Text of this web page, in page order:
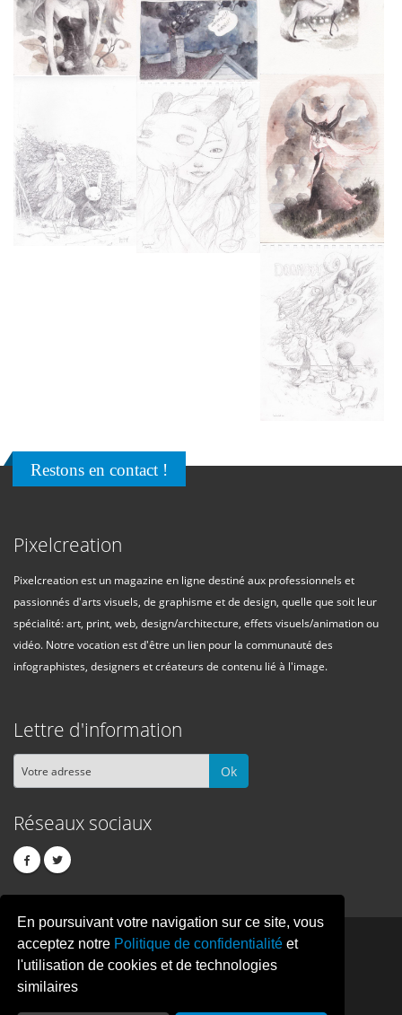
En poursuivant votre navigation sur ce site, vous
acceptez notre Politique de confidentialité et
l'utilisation de cookies et de technologies
similaires
Restons en contact !
Pixelcreation
Pixelcreation est un magazine en ligne destiné aux professionnels et
passionnés d'arts visuels, de graphisme et de design, quelle que soit leur
spécialité: art, print, web, design/architecture, effets visuels/animation ou
vidéo. Notre vocation est d'être un lien pour la communauté des
infographistes, designers et créateurs de contenu lié à l'image.
Lettre d'information
Ok
Réseaux sociaux
PIXELCREATION